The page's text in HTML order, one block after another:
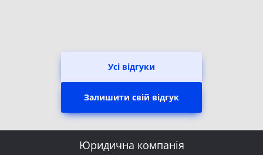
Усі відгуки
Залишити свій відгук
Юридична компанія